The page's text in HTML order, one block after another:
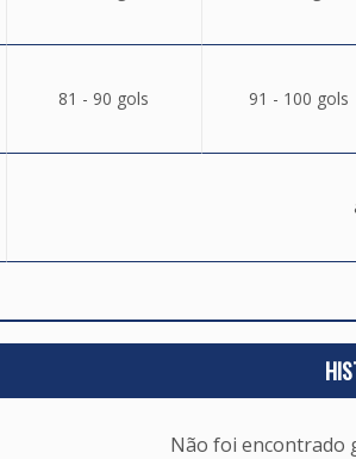
81 - 90 gols 91 - 100 gols
Não foi encontrado